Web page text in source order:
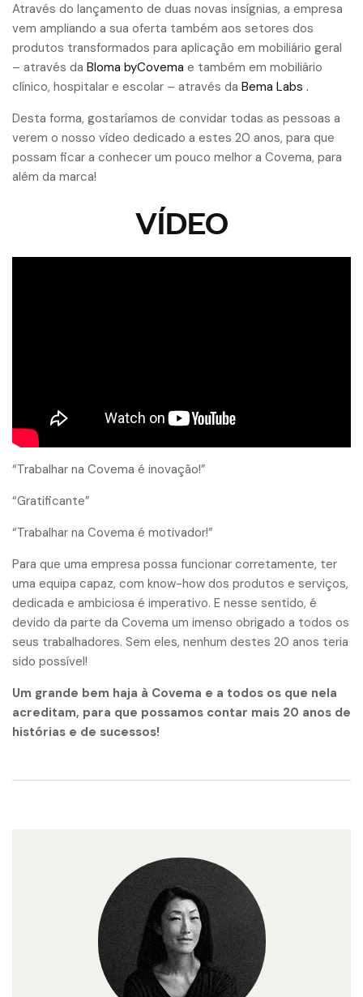
Através do lançamento de duas novas insígnias, a empresa
vem ampliando a sua oferta também aos setores dos
produtos transformados para aplicação em mobiliário geral
– através da Bloma byCovema e também em mobiliário
clínico, hospitalar e escolar – através da Bema Labs .
Desta forma, gostaríamos de convidar todas as pessoas a
verem o nosso vídeo dedicado a estes 20 anos, para que
possam ficar a conhecer um pouco melhor a Covema, para
além da marca!
VÍDEO
“Trabalhar na Covema é inovação!”
“Gratificante”
“Trabalhar na Covema é motivador!”
Para que uma empresa possa funcionar corretamente, ter
uma equipa capaz, com know-how dos produtos e serviços,
dedicada e ambiciosa é imperativo. E nesse sentido, é
devido da parte da Covema um imenso obrigado a todos os
seus trabalhadores. Sem eles, nenhum destes 20 anos teria
sido possível!
Um grande bem haja à Covema e a todos os que nela
acreditam, para que possamos contar mais 20 anos de
histórias e de sucessos!